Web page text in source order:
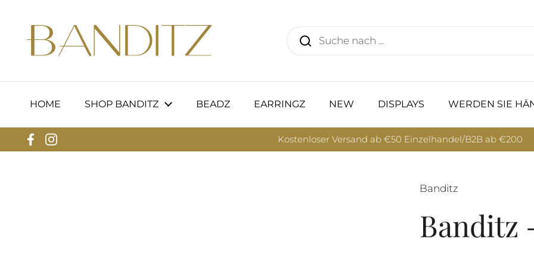
HOME SHOP BANDITZ BEADZ EARRINGZ NEW DISPLAYS WERDEN SIE
Facebook
Instagram
Kostenloser Versand ab €50 Einzelhandel/B2B ab €200
Banditz
Banditz